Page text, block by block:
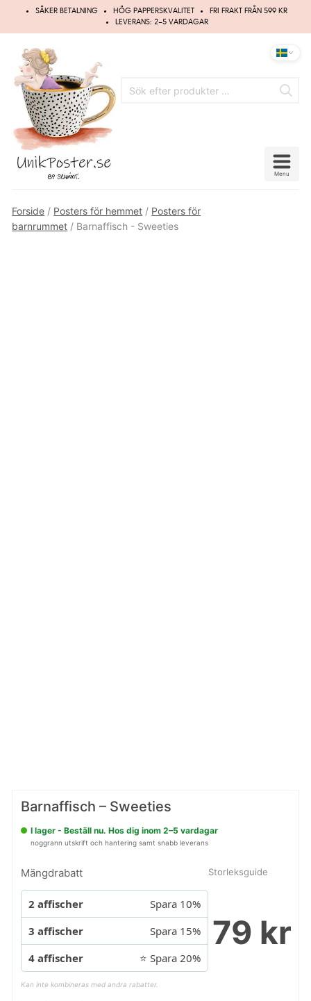
Hoppa
SÄKER BETALNING HÖG PAPPERSKVALITET
FRI FRAKT FRÅN 599 KR
LEVERANS: 2–5 VARDAGAR
Menu
Forside / Posters för hemmet / Posters för
barnrummet / Barnaffisch - Sweeties
Barnaffisch – Sweeties
I lager - Beställ nu. Hos dig inom 2–5 vardagar
noggrann utskrift och hantering samt snabb leverans
Storleksguide
Mängdrabatt
2 affischer
Spara 10%
3 affischer
Spara 15%
4 affischer
⭐ Spara 20%
Kan inte kombineras med andra rabatter.
79 kr